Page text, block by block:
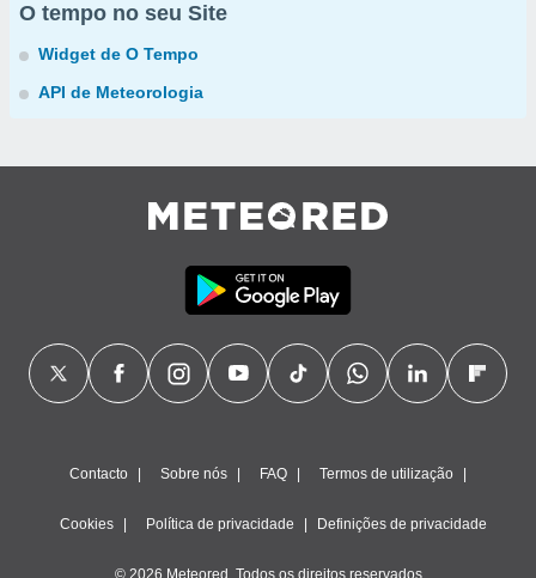
O tempo no seu Site
Widget de O Tempo
API de Meteorologia
Contacto Sobre nós FAQ Termos de utilização
Cookies Política de privacidade Definições de privacidade
© 2026 Meteored. Todos os direitos reservados